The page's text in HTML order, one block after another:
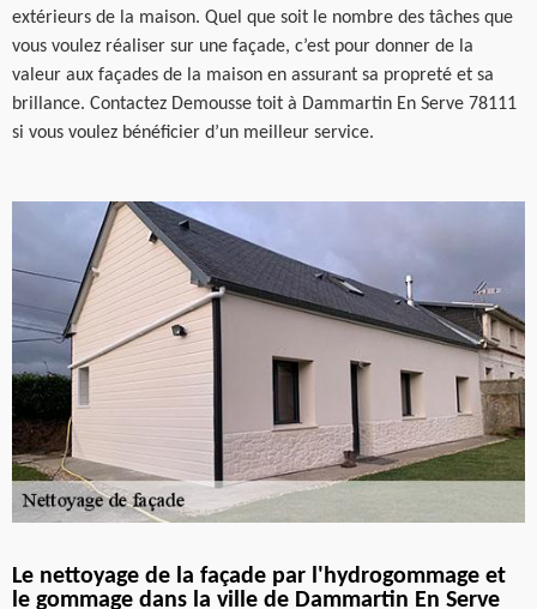
extérieurs de la maison. Quel que soit le nombre des tâches que
vous voulez réaliser sur une façade, c’est pour donner de la
valeur aux façades de la maison en assurant sa propreté et sa
brillance. Contactez Demousse toit à Dammartin En Serve 78111
si vous voulez bénéficier d’un meilleur service.
Le nettoyage de la façade par l'hydrogommage et
le gommage dans la ville de Dammartin En Serve